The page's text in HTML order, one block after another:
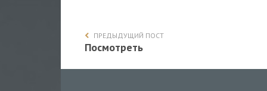
ПРЕДЫДУЩИЙ ПОСТ
Посмотреть